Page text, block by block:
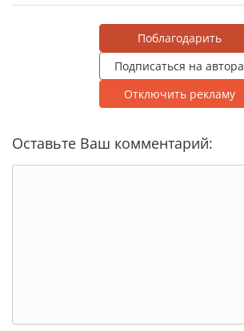
Поблагодарить
Подписаться на автора
Отключить рекламу
Оставьте Ваш комментарий: